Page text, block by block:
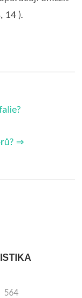
14 ).
⇒
564